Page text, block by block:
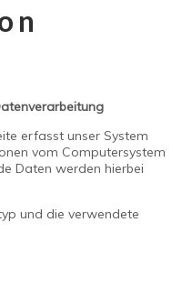
erfasst unser System
vom Computersystem
Daten werden hierbei
und die verwendete